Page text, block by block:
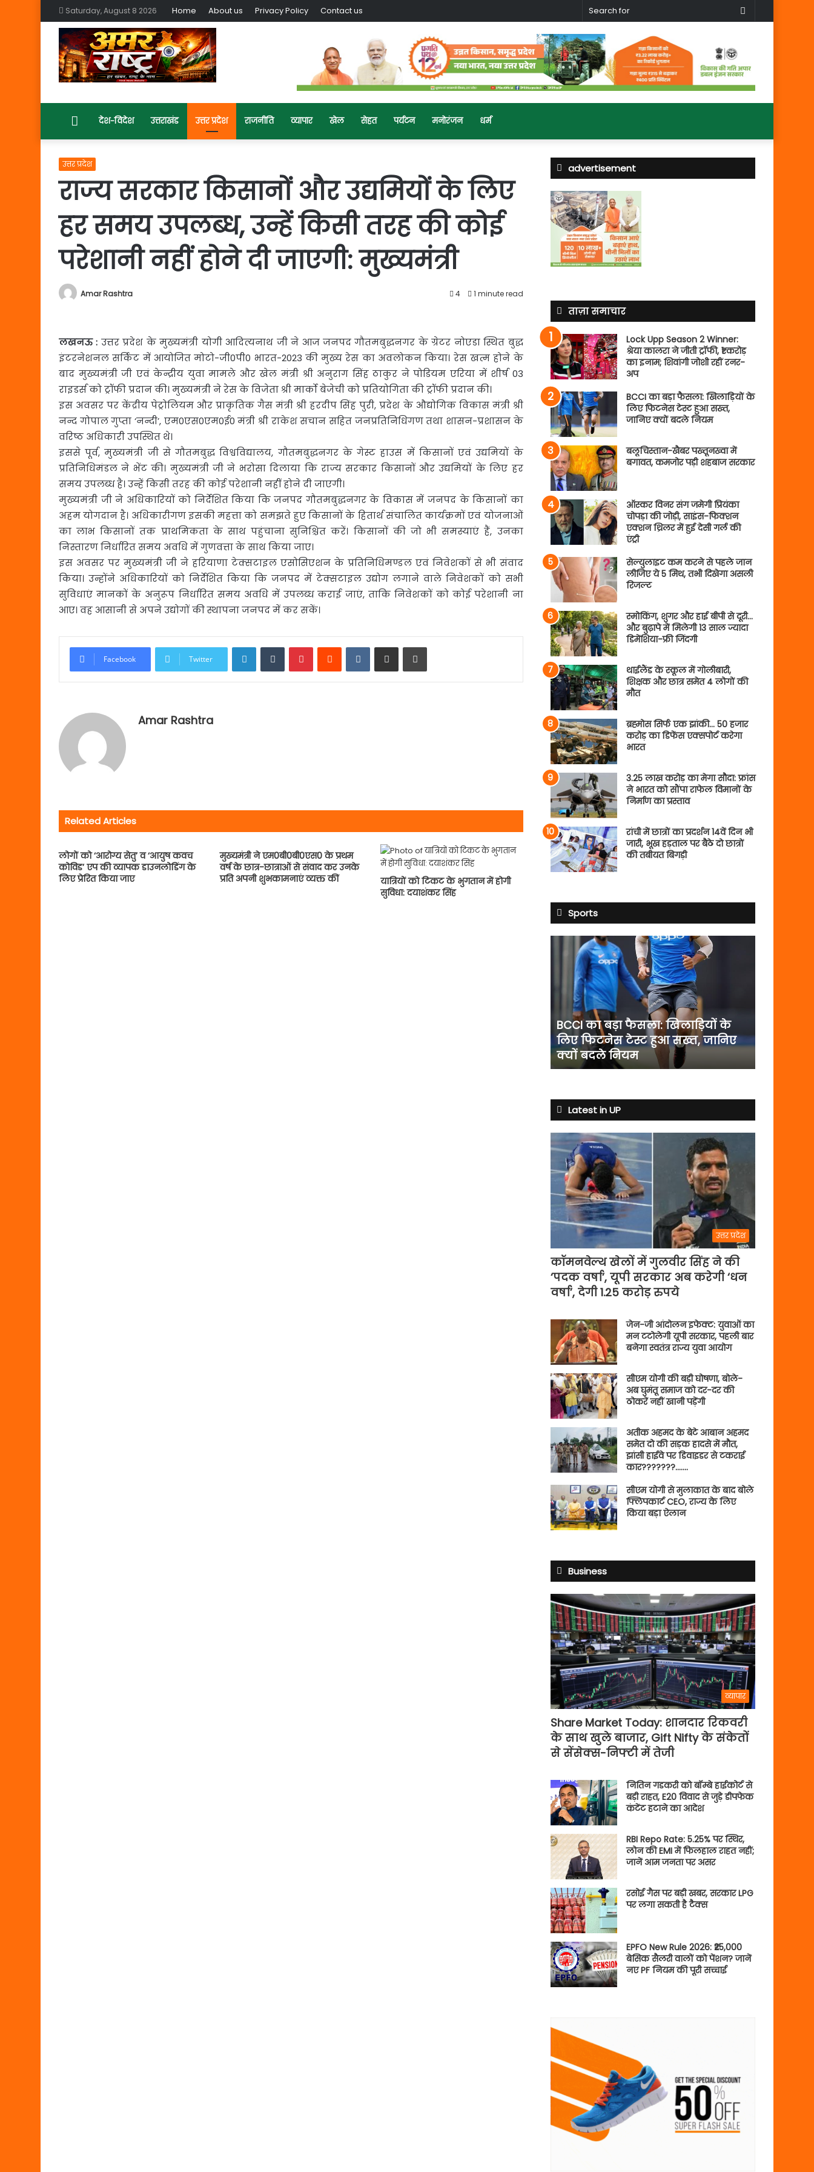
Saturday, August 8 2026 Home About us Privacy Policy Contact us
Search
Homeदेश-विदेश उत्तराखंड उत्तर प्रदेश राजनीति व्यापार खेल सेहत पर्यटन मनोरंजन धर्म
उत्तर प्रदेश
राज्य सरकार किसानों और उद्यमियों के लिए
हर समय उपलब्ध, उन्हें किसी तरह की कोई
परेशानी नहीं होने दी जाएगी: मुख्यमंत्री
Amar Rashtra 4 1 minute read
लखनऊ: उत्तर प्रदेश के मुख्यमंत्री योगी आदित्यनाथ जी ने आज जनपद गौतमबुद्धनगर के ग्रेटर नोएडा स्थित बुद्ध
इंटरनेशनलसर्किट में आयोजित मोटो-जी0पी0 भारत-2023 की मुख्य रेस का अवलोकन किया। रेस खत्म होने के
बाद मुख्यमंत्री जी एवं केन्द्रीय युवा मामले और खेल मंत्री श्री अनुराग सिंह ठाकुर ने पोडियम एरिया में शीर्ष 03
राइडर्स को ट्रॉफी प्रदान की। मुख्यमंत्री ने रेस के विजेता श्री मार्को बेजेची को प्रतियोगिता की ट्रॉफी प्रदान की।
इस अवसर पर केंद्रीय पेट्रोलियम और प्राकृतिक गैस मंत्री श्री हरदीप सिंह पुरी, प्रदेश के औद्योगिक विकास मंत्री श्री
नन्द गोपाल गुप्ता ‘नन्दी’, एम0एस0एम0ई0 मंत्री श्री राकेश सचान सहित जनप्रतिनिधिगण तथा शासन-प्रशासन के
वरिष्ठ अधिकारी उपस्थित थे।
इससे पूर्व, मुख्यमंत्री जी से गौतमबुद्ध विश्वविद्यालय, गौतमबुद्धनगर के गेस्ट हाउस में किसानों एवं उद्यमियों के
प्रतिनिधिमंडल ने भेंट की। मुख्यमंत्री जी ने भरोसा दिलाया कि राज्य सरकार किसानों और उद्यमियों के लिए हर
समय उपलब्ध है। उन्हें किसी तरह की कोई परेशानी नहीं होने दी जाएगी।
मुख्यमंत्री जी ने अधिकारियों को निर्देशित किया कि जनपद गौतमबुद्धनगर के विकास में जनपद के किसानों का
अहम योगदान है। अधिकारीगण इसकी महत्ता को समझते हुए किसानों के हितार्थ संचालित कार्यक्रमों एवं योजनाओं
का लाभ किसानों तक प्राथमिकता के साथ पहुंचाना सुनिश्चित करें। किसानों की जो भी समस्याएं हैं, उनका
निस्तारण निर्धारित समय अवधि में गुणवत्ता के साथ किया जाए।
इस अवसर पर मुख्यमंत्री जी ने हरियाणा टेक्सटाइल एसोसिएशन के प्रतिनिधिमण्डल एवं निवेशकों से भी संवाद
किया। उन्होंने अधिकारियों को निर्देशित किया कि जनपद में टेक्सटाइल उद्योग लगाने वाले निवेशकों को सभी
सुविधाएं मानकों के अनुरूप निर्धारित समय अवधि में उपलब्ध कराई जाएं, ताकि निवेशकों को कोई परेशानी ना
आए। वह आसानी से अपने उद्योगों की स्थापना जनपद में कर सकें।
Facebook Twitter
LinkedInTumblrPinterestReddit VKontakte
Share via Email Print
Amar Rashtra
Related Articles
लोगों को ‘आरोग्य सेतु’ व ‘आयुष कवच
कोविड’ एप की व्यापक डाउनलोडिंग के
लिए प्रेरित किया जाए
मुख्यमंत्री ने एम0बी0बी0एस0 के प्रथम
वर्ष के छात्र-छात्राओं से संवाद कर उनके
प्रति अपनी शुभकामनाएं व्यक्त कीं
यात्रियों को टिकट के भुगतान में होगी
सुविधा: दयाशंकर सिंह
advertisement
ताज़ा समाचार
Lock Upp Season 2 Winner:
श्रेया कालरा ने जीती ट्रॉफी, ₹1 करोड़
का इनाम; शिवांगी जोशी रहीं रनर-
अप
BCCI का बड़ा फैसला: खिलाड़ियों के
लिए फिटनेस टेस्ट हुआ सख्त,
जानिए क्यों बदले नियम
बलूचिस्तान-खैबर पख्तूनख्वा में
बगावत, कमजोर पड़ी शहबाज सरकार
ऑस्कर विनर संग जमेगी प्रियंका
चोपड़ा की जोड़ी, साइंस-फिक्शन
एक्शन थ्रिलर में हुई देसी गर्ल की
एंट्री
सेल्युलाइट कम करने से पहले जान
लीजिए ये 5 मिथ, तभी दिखेगा असली
रिजल्ट
स्मोकिंग, शुगर और हाई बीपी से दूरी…
और बुढ़ापे में मिलेगी 13 साल ज्यादा
डिमेंशिया-फ्री जिंदगी
थाईलैंड के स्कूल में गोलीबारी,
शिक्षक और छात्र समेत 4 लोगों की
मौत
ब्रह्मोस सिर्फ एक झांकी… 50 हजार
करोड़ का डिफेंस एक्सपोर्ट करेगा
भारत
3.25 लाख करोड़ का मेगा सौदा: फ्रांस
ने भारत को सौंपा राफेल विमानों के
निर्माण का प्रस्ताव
रांची में छात्रों का प्रदर्शन 14वें दिन भी
जारी, भूख हड़ताल पर बैठे दो छात्रों
की तबीयत बिगड़ी
Sports
फैसला:
खिलाड़ियों
फिटनेस
टेस्ट
हुआ
सख्त,
बदले
नियम
BCCI का बड़ा फैसला: खिलाड़ियों के
लिए फिटनेस टेस्ट हुआ सख्त, जानिए
क्यों बदले नियम
Latest in UP
उत्तर प्रदेश
कॉमनवेल्थ खेलों में गुलवीर सिंह ने की
‘पदक वर्षा’, यूपी सरकार अब करेगी ‘धन
वर्षा’, देगी 1.25 करोड़ रुपये
जेन-जी आंदोलन इफेक्ट: युवाओं का
मन टटोलेगी यूपी सरकार, पहली बार
बनेगा स्वतंत्र राज्य युवा आयोग
सीएम योगी की बड़ी घोषणा, बोले-
अब घुमंतू समाज को दर-दर की
ठोकरें नहीं खानी पड़ेंगी
अतीक अहमद के बेटे आबान अहमद
समेत दो की सड़क हादसे में मौत,
झांसी हाईवे पर डिवाइडर से टकराई
कार???????…….
सीएम योगी से मुलाकात के बाद बोले
फ्लिपकार्ट CEO, राज्य के लिए
किया बड़ा ऐलान
Business
व्यापार
Share Market Today: शानदार रिकवरी
के साथ खुले बाजार, Gift Nifty के संकेतों
से सेंसेक्स-निफ्टी में तेजी
नितिन गडकरी को बॉम्बे हाईकोर्ट से
बड़ी राहत, E20 विवाद से जुड़े डीपफेक
कंटेंट हटाने का आदेश
RBI Repo Rate: 5.25% पर स्थिर,
लोन की EMI में फिलहाल राहत नहीं;
जानें आम जनता पर असर
रसोई गैस पर बड़ी खबर, सरकार LPG
पर लगा सकती है टैक्स
EPFO New Rule 2026: ₹25,000
बेसिक सैलरी वालों को पेंशन? जानें
नए PF नियम की पूरी सच्चाई